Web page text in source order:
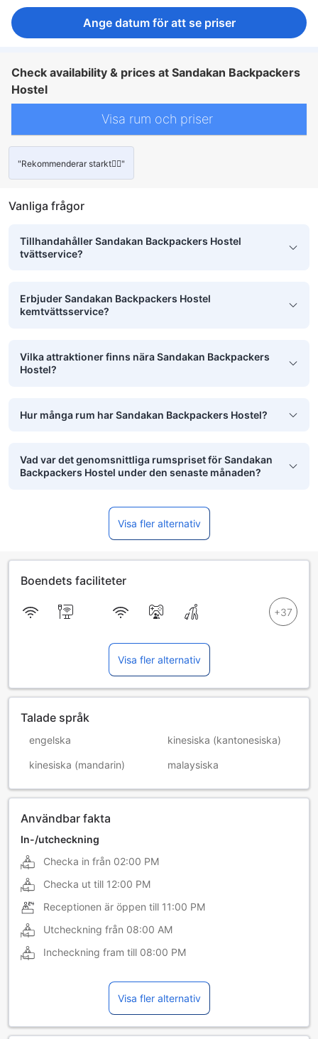
Ange datum för att se priser
Check availability & prices at Sandakan Backpackers
Hostel
Visa rum och priser
"Rekommenderar starkt👍🏾"
Vanliga frågor
Tillhandahåller Sandakan Backpackers Hostel
tvättservice?
Erbjuder Sandakan Backpackers Hostel
kemtvättsservice?
Vilka attraktioner finns nära Sandakan Backpackers
Hostel?
Hur många rum har Sandakan Backpackers Hostel?
Vad var det genomsnittliga rumspriset för Sandakan
Backpackers Hostel under den senaste månaden?
Visa fler alternativ
Boendets faciliteter
Visa fler alternativ
Talade språk
engelska kinesiska (kantonesiska)
kinesiska (mandarin) malaysiska
Användbar fakta
In-/utcheckning
Checka in från 02:00 PM
Checka ut till 12:00 PM
Receptionen är öppen till 11:00 PM
Utcheckning från 08:00 AM
Incheckning fram till 08:00 PM
Visa fler alternativ